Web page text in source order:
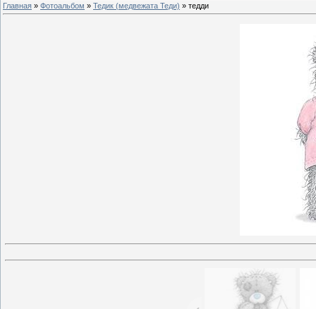
Главная » Фотоальбом » Тедик (медвежата Теди) » тедди